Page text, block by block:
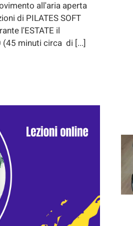
all'aria aperta
di PILATES SOFT
l'ESTATE il
(45 minuti circa di [...]